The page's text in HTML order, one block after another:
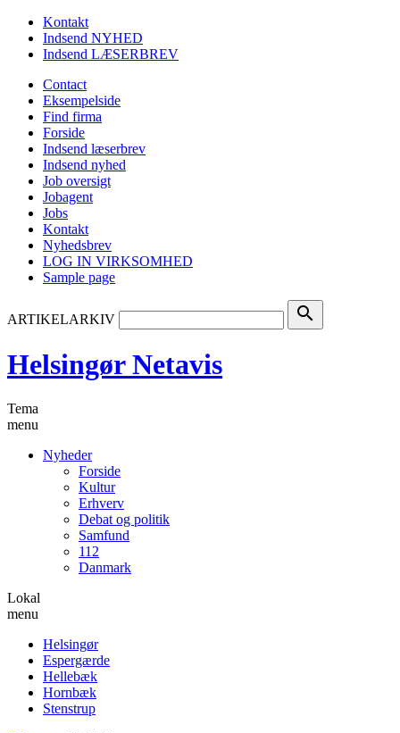
Kontakt
Indsend NYHED
Indsend LÆSERBREV
Contact
Eksempelside
Find firma
Forside
Indsend læserbrev
Indsend nyhed
Job oversigt
Jobagent
Jobs
Kontakt
Nyhedsbrev
LOG IN VIRKSOMHED
Sample page
ARTIKELARKIV search
Helsingør Netavis
Tema
menu
Nyheder
Forside
Kultur
Erhverv
Debat og politik
Samfund
112
Danmark
Lokal
menu
Helsingør
Espergærde
Hellebæk
Hornbæk
Stenstrup